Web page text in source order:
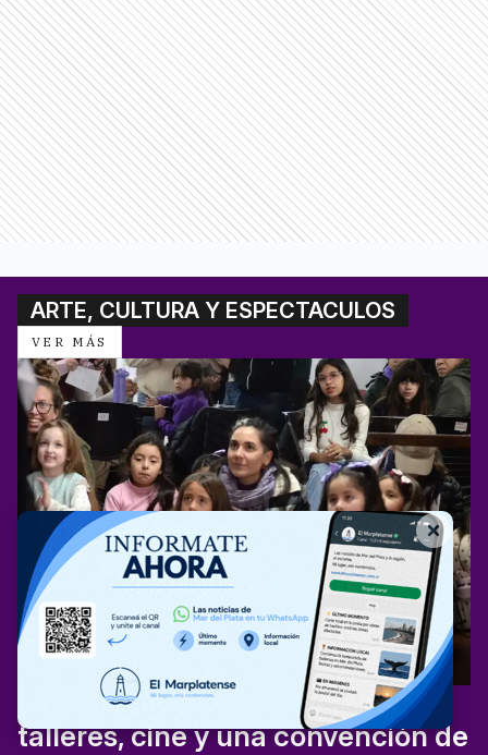
ARTE, CULTURA Y ESPECTACULOS
VER MÁS
CULTURA Y ESPECTÁCULOS
La Biblioteca Marechal tendrá
talleres, cine y una convención de